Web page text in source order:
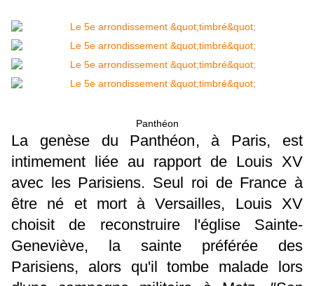
Panthéon
La genèse du Panthéon, à Paris, est
intimement liée au rapport de Louis XV
avec les Parisiens. Seul roi de France à
être né et mort à Versailles, Louis XV
choisit de reconstruire l'église Sainte-
Geneviève, la sainte préférée des
Parisiens, alors qu'il tombe malade lors